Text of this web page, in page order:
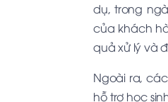
dụ, trong
của khách
quả xử lý và
Ngoài ra,
hỗ trợ học